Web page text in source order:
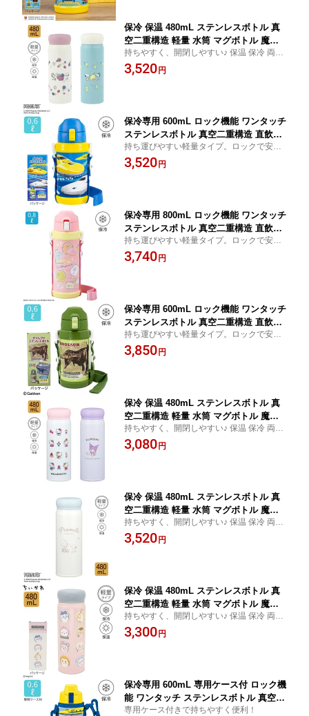
保冷 保温 480mL ステンレスボトル 真
空二重構造 軽量 水筒 マグボトル 魔法
瓶 お手入れ簡単 直飲み ダイレクト マ
イボトル アウトドア かわいい おしゃれ
持ちやすく、開閉しやすい♪ 保温 保冷 両用
で一年中使えるステンレスボトル
3,520円
保冷専用 600mL ロック機能 ワンタッチ
ステンレスボトル 真空二重構造 直飲み
水筒 子供 キッズ ワンプッシュ 肩掛け
紐 ひも 肩ひも付き 肩掛け付き 斜め掛
持ち運びやすい軽量タイプ。ロックで安
心、ワンタッチで簡単オープン
3,520円
保冷専用 800mL ロック機能 ワンタッチ
ステンレスボトル 真空二重構造 直飲み
水筒 子供 キッズ ワンプッシュ 肩掛け
紐 ひも 肩ひも付き 肩掛け付き 斜め掛
持ち運びやすい軽量タイプ。ロックで安
心、ワンタッチで簡単オープン
3,740円
保冷専用 600mL ロック機能 ワンタッチ
ステンレスボトル 真空二重構造 直飲み
水筒 子供 キッズ ワンプッシュ 肩掛け
紐 ひも 肩ひも付き 肩掛け付き 斜め掛
持ち運びやすい軽量タイプ。ロックで安
心、ワンタッチで簡単オープン
3,850円
保冷 保温 480mL ステンレスボトル 真
空二重構造 軽量 水筒 マグボトル 魔法
瓶 お手入れ簡単 直飲み ダイレクト マ
イボトル アウトドア かわいい おしゃれ
持ちやすく、開閉しやすい♪ 保温 保冷 両用
で一年中使えるステンレスボトル
3,080円
保冷 保温 480mL ステンレスボトル 真
空二重構造 軽量 水筒 マグボトル 魔法
瓶 お手入れ簡単 直飲み ダイレクト マ
イボトル アウトドア かわいい おしゃれ
持ちやすく、開閉しやすい♪ 保温 保冷 両用
で一年中使えるステンレスボトル
3,520円
保冷 保温 480mL ステンレスボトル 真
空二重構造 軽量 水筒 マグボトル 魔法
瓶 お手入れ簡単 直飲み ダイレクト マ
イボトル アウトドア かわいい お出かけ
持ちやすく、開閉しやすい♪ 保温 保冷 両用
で一年中使えるステンレスボトル
3,300円
保冷専用 600mL 専用ケース付 ロック機
能 ワンタッチ ステンレスボトル 真空二
重構造 直飲み 水筒 子供 キッズ ワンプ
専用ケース付きで持ちやすく便利！